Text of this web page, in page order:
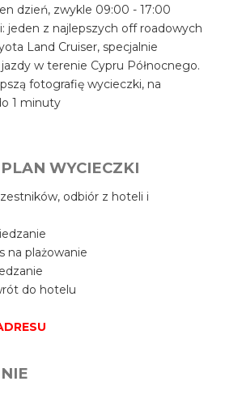
dzień, zwykle 09:00 - 17:00
jeden z najlepszych off roadowych
Land Cruiser, specjalnie
w terenie Cypru Północnego.
fotografię wycieczki, na
1 minuty
WYCIECZKI
odbiór z hoteli i
na plażowanie
do hotelu